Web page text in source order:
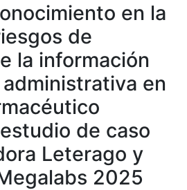
en la
de
la información
en
de caso
Leterago y
2025